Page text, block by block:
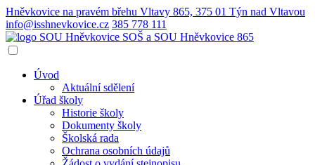
Hněvkovice na pravém břehu Vltavy 865, 375 01 Týn nad Vltavou
info@isshnevkovice.cz 385 778 111
SOŠ a SOU Hněvkovice 865
Úvod
Aktuální sdělení
Úřad školy
Historie školy
Dokumenty školy
Školská rada
Ochrana osobních údajů